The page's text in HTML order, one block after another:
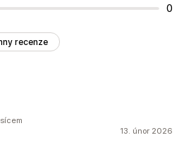
0
recenze
13. únor 2026